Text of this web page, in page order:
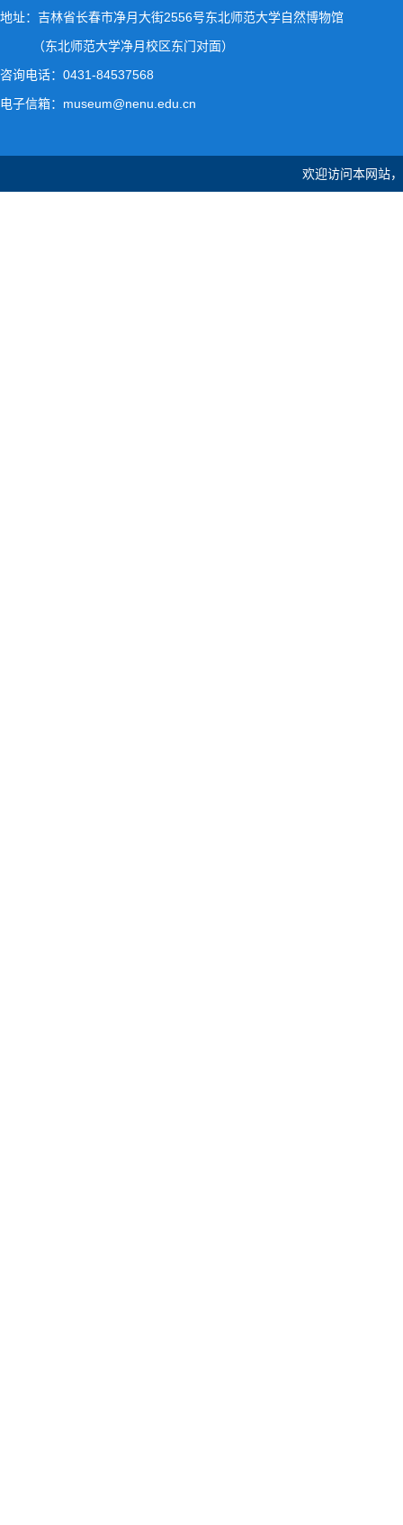
地址：吉林省长春市净月大街2556号东北师范大学自然博物馆
（东北师范大学净月校区东门对面）
咨询电话：0431-84537568
电子信箱：museum@nenu.edu.cn
欢迎访问本网站